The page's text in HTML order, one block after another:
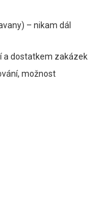
– nikam dál
a dostatkem zakázek
možnost